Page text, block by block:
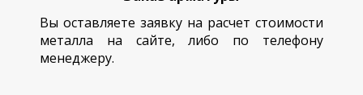
Вы оставляете заявку на расчет стоимости
металла на сайте, либо по телефону
менеджеру.